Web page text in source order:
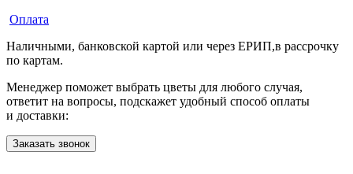
Оплата
Наличными, банковской картой или через ЕРИП,в рассрочку
по картам.
Менеджер поможет выбрать цветы для любого случая,
ответит на вопросы, подскажет удобный способ оплаты
и доставки:
Заказать звонок